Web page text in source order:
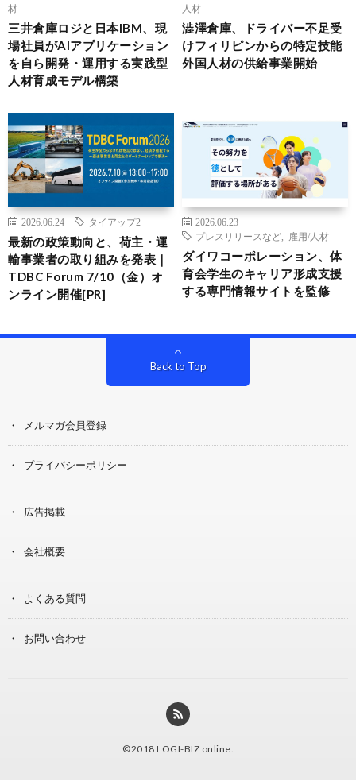
材
三井倉庫ロジと日本IBM、現
場社員がAIアプリケーション
を自ら開発・運用する実践型
人材育成モデル構築
人材
澁澤倉庫、ドライバー不足受
けフィリピンからの特定技能
外国人材の供給事業開始
2026.06.24 タイアップ2
最新の政策動向と、荷主・運
輸事業者の取り組みを発表｜
TDBC Forum 7/10（金）オ
ンライン開催[PR]
2026.06.23
プレスリリースなど
雇用/人材
ダイワコーポレーション、体
育会学生のキャリア形成支援
する専門情報サイトを監修
Back to Top
メルマガ会員登録
プライバシーポリシー
広告掲載
会社概要
よくある質問
お問い合わせ
©2018 LOGI-BIZ online